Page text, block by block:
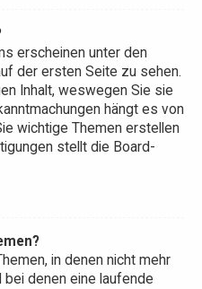
erscheinen unter den
der ersten Seite zu sehen.
Inhalt, weswegen Sie sie
hängt es von
wichtige Themen erstellen
stellt die Board-
in denen nicht mehr
denen eine laufende